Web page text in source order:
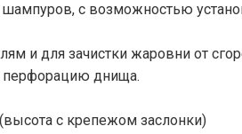
с возможностью
и для зачистки жаровни от
перфорацию днища.
с крепежом заслонки)